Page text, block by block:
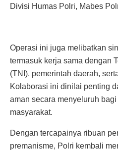
Divisi Humas Polri, Mabes
Operasi ini juga melibatkan
termasuk kerja sama dengan
(TNI), pemerintah daerah,
Kolaborasi ini dinilai penting
aman secara menyeluruh
masyarakat.
Dengan tercapainya ribuan
premanisme, Polri kembali